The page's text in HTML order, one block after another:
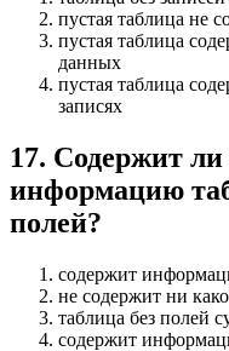
пустая таблица не
пустая таблица
данных
пустая таблица
записях
17. Содержит
информацию
полей?
содержит
не содержит ни
таблица без полей
содержит